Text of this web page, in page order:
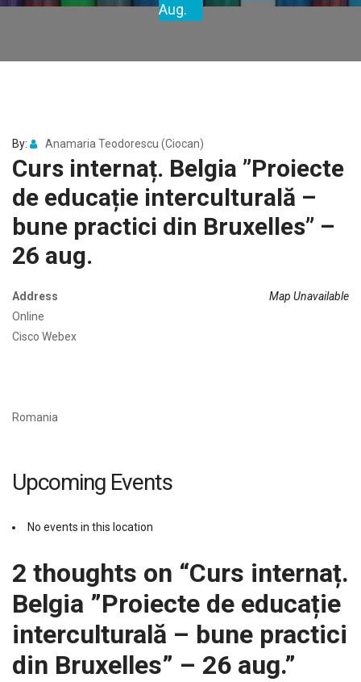
Aug.
By: Anamaria Teodorescu (Ciocan)
Curs internaț. Belgia ”Proiecte
de educație interculturală –
bune practici din Bruxelles” –
26 aug.
Map Unavailable
Address
Online
Cisco Webex
Romania
Upcoming Events
No events in this location
2 thoughts on “Curs internaț.
Belgia ”Proiecte de educație
interculturală – bune practici
din Bruxelles” – 26 aug.”